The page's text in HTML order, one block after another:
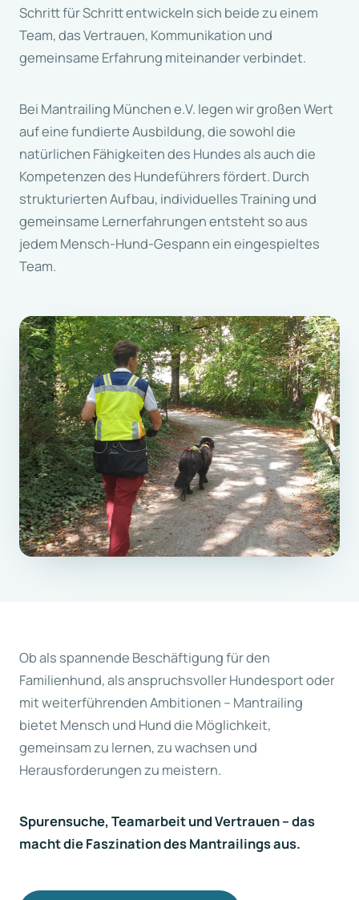
Schritt für Schritt entwickeln sich beide zu einem
Team, das Vertrauen, Kommunikation und
gemeinsame Erfahrung miteinander verbindet.
Bei Mantrailing München e.V. legen wir großen Wert
auf eine fundierte Ausbildung, die sowohl die
natürlichen Fähigkeiten des Hundes als auch die
Kompetenzen des Hundeführers fördert. Durch
strukturierten Aufbau, individuelles Training und
gemeinsame Lernerfahrungen entsteht so aus
jedem Mensch-Hund-Gespann ein eingespieltes
Team.
Ob als spannende Beschäftigung für den
Familienhund, als anspruchsvoller Hundesport oder
mit weiterführenden Ambitionen – Mantrailing
bietet Mensch und Hund die Möglichkeit,
gemeinsam zu lernen, zu wachsen und
Herausforderungen zu meistern.
Spurensuche, Teamarbeit und Vertrauen – das
macht die Faszination des Mantrailings aus.